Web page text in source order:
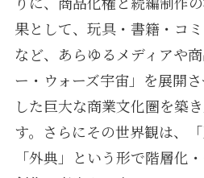
果として、玩具・書籍・コ
など、あらゆるメディアや
ー・ウォーズ宇宙」を展開
した巨大な商業文化圏を築
す。さらにその世界観は、
「外典」という形で階層化